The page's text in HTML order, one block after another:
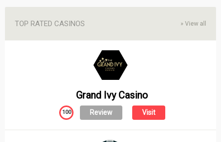
» View all
TOP RATED CASINOS
Grand Ivy Casino
Visit
Review
100